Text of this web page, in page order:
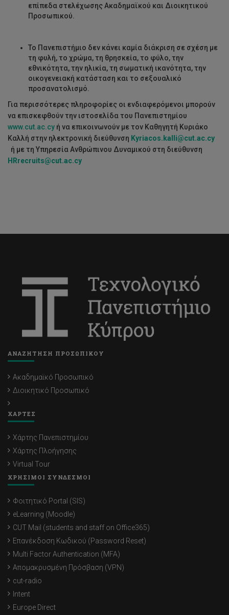
επίπεδα στελέχωσης Ακαδημαϊκού και Διοικητικού
Προσωπικού.
Το Πανεπιστήμιο δεν κάνει καμία διάκριση σε σχέση με
τη φυλή, το χρώμα, τη θρησκεία, το φύλο, την
εθνικότητα, την ηλικία, τη σωματική ικανότητα, την
οικογενειακή κατάσταση και το σεξουαλικό
προσανατολισμό.
Για περισσότερες πληροφορίες οι ενδιαφερόμενοι μπορούν
να επισκεφθούν την ιστοσελίδα του Πανεπιστημίου
www.cut.ac.cy ή να επικοινωνούν με τον Καθηγητή Κυριάκο
Καλλή στην ηλεκτρονική διεύθυνση Kyriacos. kalli@cut.ac.cy
ή με τη Υπηρεσία Ανθρώπινου Δυναμικού στη διεύθυνση
HRrecruits@cut.ac.cy
ΑΝΑΖΗΤΗΣΗ ΠΡΟΣΩΠΙΚΟΥ
Ακαδημαϊκό Προσωπικό
Διοικητικό Προσωπικό
ΧΑΡΤΕΣ
Χάρτης Πανεπιστημίου
Χάρτης Πλοήγησης
Virtual Tour
ΧΡΗΣΙΜΟΙ ΣΥΝΔΕΣΜΟΙ
Φοιτητικό Portal (SIS)
eLearning (Moodle)
CUT Mail (students and staff on Office365)
Επανέκδοση Κωδικού (Password Reset)
Multi Factor Authentication (MFA)
Απομακρυσμένη Πρόσβαση (VPN)
cut-radio
Intent
Europe Direct